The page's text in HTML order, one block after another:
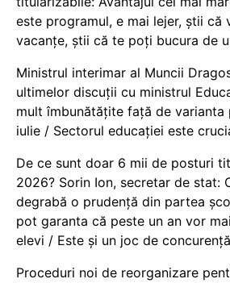
este programul, e mai lejer, știi că
vacanţe, știi că te poți bucura de
Ministrul interimar al Muncii
ultimelor discuții cu ministrul
mult îmbunătățite față de varianta
iulie / Sectorul educației este
De ce sunt doar 6 mii de posturi
2026? Sorin Ion, secretar de stat:
degrabă o prudență din partea
pot garanta că peste un an vor
elevi / Este și un joc de concurență
Proceduri noi de reorganizare